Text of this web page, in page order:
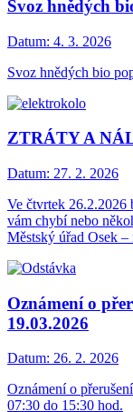
Svoz hnědých
Datum: 4. 3. 2026
Svoz hnědých bio
ZTRÁTY A
Datum: 27. 2. 2026
Ve čtvrtek 26.2.2026
vám chybí nebo
Městský úřad Osek –
Oznámení o
19.03.2026
Datum: 26. 2. 2026
Oznámení o
07:30 do 15:30 hod.